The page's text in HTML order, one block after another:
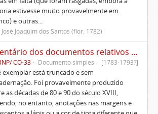
estivesse muito provavelmente em
e outras...
José Joaquim dos Santos (flor. 1782)
Inventário dos documentos relativos aos Morgados da Patameira, de Oliveira e de Caparica
CO-33 Documento simples [1783-1793?]
exemplar está truncado e sem
Foi provavelmente produzido
as décadas de 80 e 90 do século XVIII,
no entanto, anotações nas margens e